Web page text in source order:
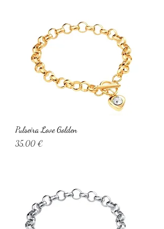
Pulseira Love Golden
Preço
35,00 €